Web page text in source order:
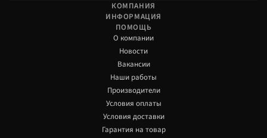
КОМПАНИЯ
ИНФОРМАЦИЯ
ПОМОЩЬ
О компании
Новости
Вакансии
Наши работы
Производители
Условия оплаты
Условия доставки
Гарантия на товар